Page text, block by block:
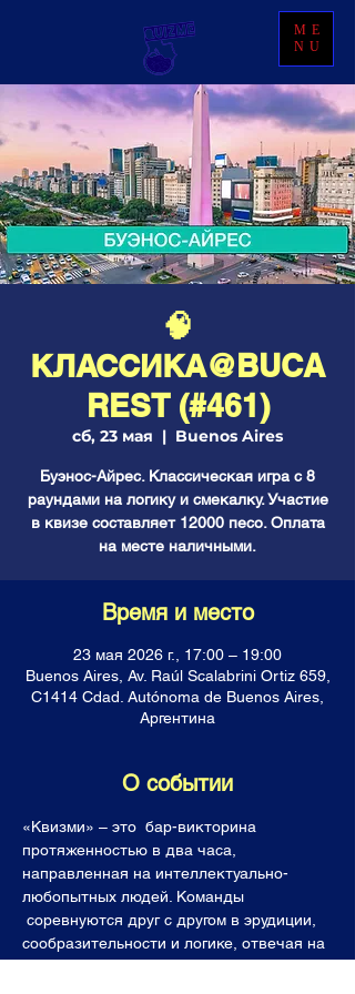
ME
NU
🧠
КЛАССИКА@BUCA
REST (#461)
сб, 23 мая
  |
Buenos Aires
Буэнос-Айрес. Классическая игра с 8
раундами на логику и смекалку. Участие
в квизе составляет 12000 песо. Оплата
на месте наличными.
Время и место
23 мая 2026 г., 17:00 – 19:00
Buenos Aires, Av. Raúl Scalabrini Ortiz 659,
C1414 Cdad. Autónoma de Buenos Aires,
Аргентина
О событии
«Квизми» – это  бар-викторина
протяженностью в два часа,
направленная на интеллектуально-
любопытных людей. Команды
соревнуются друг с другом в эрудиции,
сообразительности и логике, отвечая на